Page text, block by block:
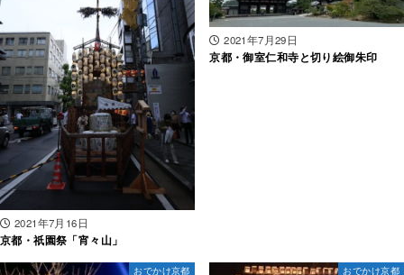
2021年7月16日
京都・祇園祭「宵々山」
2021年7月29日
京都・御室仁和寺と切り絵御朱印
おでかけ京都 おでかけ京都